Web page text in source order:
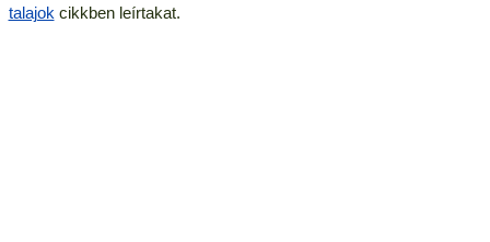
talajok cikkben leírtakat.